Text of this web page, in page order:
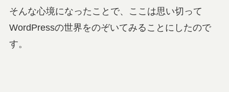
そんな心境になったことで、ここは思い切って
WordPressの世界をのぞいてみることにしたので
す。